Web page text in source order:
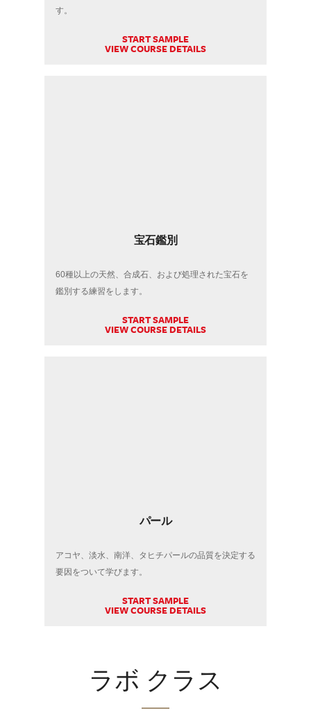
す。
START SAMPLE
VIEW COURSE DETAILS
宝石鑑別
60種以上の天然、合成石、および処理された宝石を
鑑別する練習をします。
START SAMPLE
VIEW COURSE DETAILS
パール
アコヤ、淡水、南洋、タヒチパールの品質を決定する
要因をついて学びます。
START SAMPLE
VIEW COURSE DETAILS
ラボ クラス